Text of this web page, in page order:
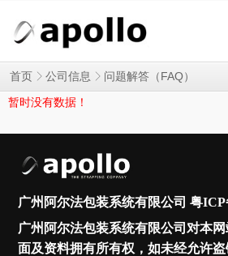
首页 公司信息
问题解答（FAQ）
暂时没有数据！
广州阿尔法包装系统有限公司粤ICP
广州阿尔法包装系统有限公司对本
面及资料拥有所有权，如未经允许